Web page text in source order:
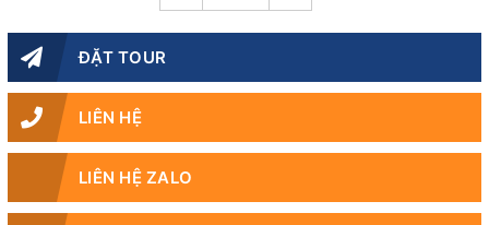
ĐẶT TOUR
LIÊN HỆ
LIÊN HỆ ZALO